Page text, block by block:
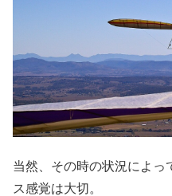
当然、その時の状況によっ
ス感覚は大切。